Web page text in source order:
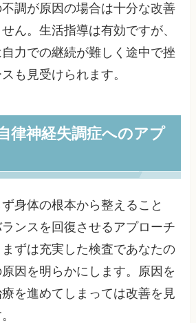
調が原因の場合は十分な改善
ん。生活指導は有効ですが、
力での継続が難しく途中で挫
も見受けられます。
律神経失調症へのアプ
身体の根本から整えること
ンスを回復させるアプローチ
ずは充実した検査であなたの
因を明らかにします。原因を
を進めてしまっては改善を見